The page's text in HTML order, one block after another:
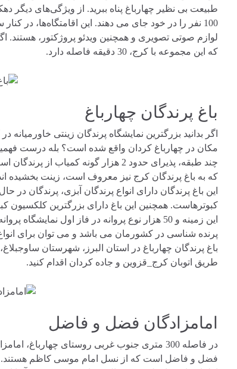
طبیعت بی نظیر چهارباغ پناه ببرید. از ویژگی‌های دیگر
100 نفر را در خود جای می دهند. این اقامتگاه‌ها، در
لوازم صوتی تصویری و همچنین ویدئو پروژکتور، هستند.
که این مجموعه با کرج، 30 دقیقه فاصله دارد.
باغ پرندگان چهارباغ
اگر بدانید بزرگترین نمایشگاه پرندگان زینتی
مکان در چهارباغ کردان واقع شده است؟ بله درست
که به باغ پرندگان کرج نیز معروف است، زینت بخشیده
این باغ پرندگان دارای انواع پرندگان آبزی، پرندگان
این زمینه و 50 هزار نوع پروانه در فاز اول
پرنده شناسی در کشورمان می باشد و می توان برای
باغ پرندگان چهارباغ در استان البرز، شهرستان
طریق اتوبان کرج_قزوین و جاده کردان اقدام کنید.
امامزادگان فضل و فاضل
در فاصله 300 متری جنوب غربی روستای
فضل و فاضل است که از نسل امام موسی کاظم هستند.